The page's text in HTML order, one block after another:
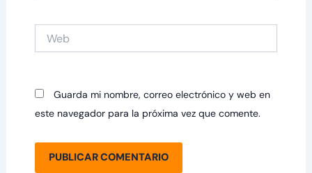
Guarda mi nombre, correo electrónico y web en
este navegador para la próxima vez que comente.